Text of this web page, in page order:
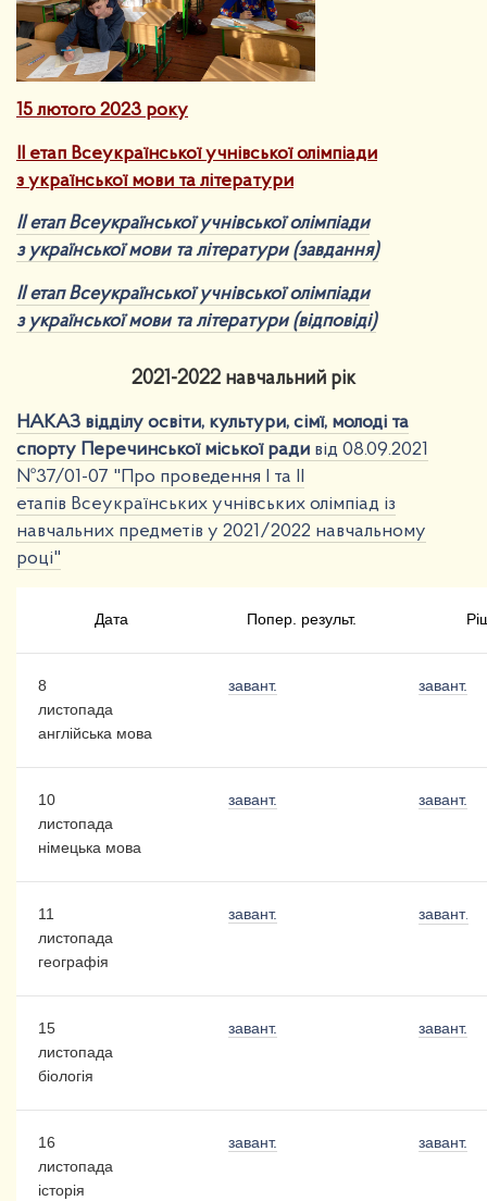
15 лютого 2023 року
ІІ етап Всеукраїнської учнівської олімпіади
з української мови та літератури
ІІ етап Всеукраїнської учнівської олімпіади
з української мови та літератури (завдання)
ІІ етап Всеукраїнської учнівської олімпіади
з української мови та літератури (відповіді)
2021-2022 навчальний рік
НАКАЗ відділу освіти, культури, сімї, молоді та
спорту Перечинської міської ради від 08.09.2021
№37/01-07 "Про проведення І та ІІ
етапів Всеукраїнських учнівських олімпіад із
навчальних предметів у 2021/2022 навчальному
році"
Дата Попер. результ.
8
листопада
англійська мова
завант. завант.
10
листопада
німецька мова
завант. завант.
11
листопада
географія
завант. завант.
15
листопада
біологія
завант. завант.
16
листопада
історія
завант. завант.